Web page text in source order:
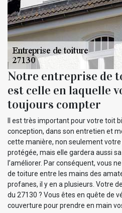
Notre entreprise de
est celle en laquelle
toujours compter
Il est très important pour votre toit
conception, dans son entretien et
cette manière, non seulement
protégée, mais elle gardera aussi
l’améliorer. Par conséquent, vous
de toiture entre les mains des
profanes, il y en a plusieurs. Votre
du 27130 ? Vous êtes en quête de
couverture pour prendre en main